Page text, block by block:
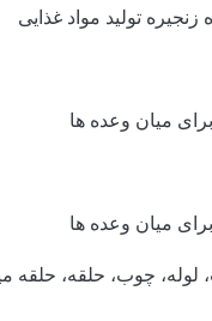
تولید مواد غذایی
میان وعده ها
میان وعده ها
لوله، چوب، حلقه،